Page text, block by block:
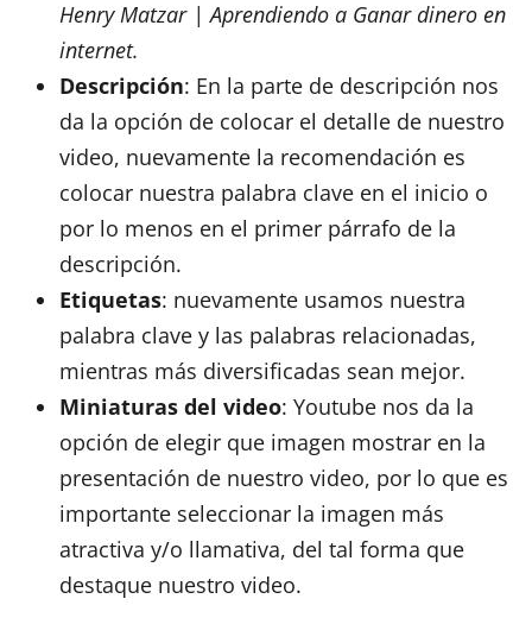
Henry Matzar | Aprendiendo a Ganar dinero en
internet.
Descripción: En la parte de descripción nos
da la opción de colocar el detalle de nuestro
video, nuevamente la recomendación es
colocar nuestra palabra clave en el inicio o
por lo menos en el primer párrafo de la
descripción.
Etiquetas: nuevamente usamos nuestra
palabra clave y las palabras relacionadas,
mientras más diversificadas sean mejor.
Miniaturas del video: Youtube nos da la
opción de elegir que imagen mostrar en la
presentación de nuestro video, por lo que es
importante seleccionar la imagen más
atractiva y/o llamativa, del tal forma que
destaque nuestro video.